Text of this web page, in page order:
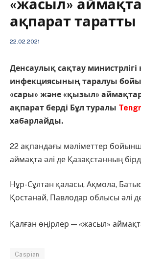
«жасыл»
ақпарат таратты
22.02.2021
Денсаулық сақтау министрлігі
инфекциясының таралуы
«сары» және «қызыл»
ақпарат берді Бұл туралы
хабарлайды.
22 ақпандағы мәліметтер
аймақта әлі де Қазақстанның
Нұр-Сұлтан қаласы, Ақмола,
Қостанай, Павлодар облысы әлі
Қалған өңірлер — «жасыл»
Caspian